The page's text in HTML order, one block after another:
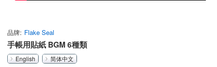
品牌 Flake Seal
手帳用貼紙 BGM 6種類
English 简体中文